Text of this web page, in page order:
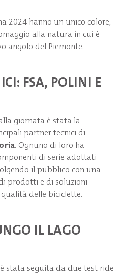
2024 hanno un unico colore,
alla natura in cui è
angolo del Piemonte.
FSA, POLINI E
giornata è stata la
partner tecnici di
. Ognuno di loro ha
di serie adottati
il pubblico con una
prodotti e di soluzioni
delle biciclette.
IL LAGO
stata seguita da due test ride